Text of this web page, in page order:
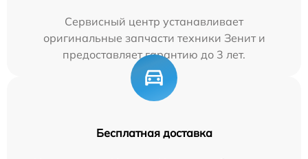
Сервисный центр устанавливает
оригинальные запчасти техники Зенит и
предоставляет гарантию до 3 лет.
Бесплатная доставка